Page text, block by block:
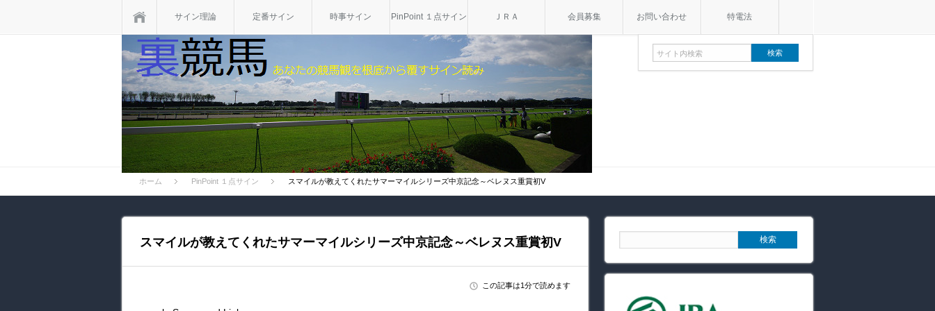
サイン理論 定番サイン 時事サイン PinPoint １点サイン ＪＲＡ 会員募集 お問い合わせ 特電法
ホーム PinPoint １点サイン スマイルが教えてくれたサマーマイルシリーズ中京記念～ベレヌス重賞初V
スマイルが教えてくれたサマーマイルシリーズ中京記念～ベレヌス重賞初V
この記事は1分で読めます